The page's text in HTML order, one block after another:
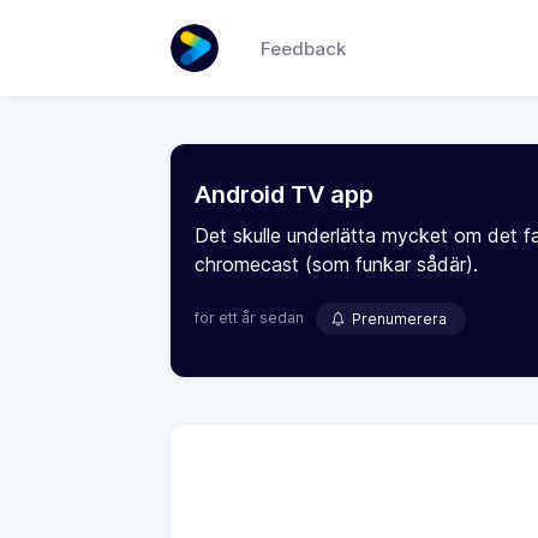
Feedback
Android TV app
Det skulle underlätta mycket om det
chromecast (som funkar sådär).
för ett år sedan Prenumerera